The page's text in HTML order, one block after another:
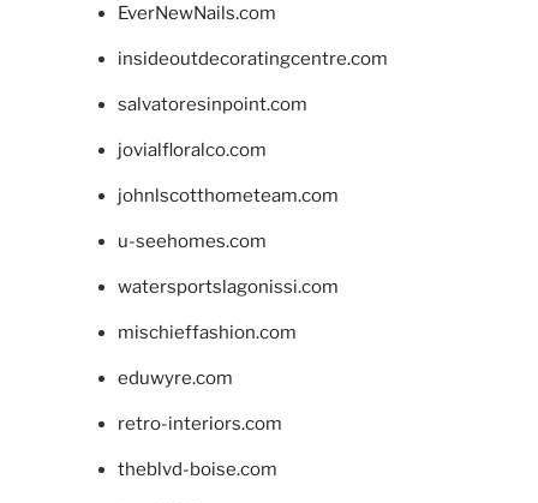
EverNewNails.com
insideoutdecoratingcentre.com
salvatoresinpoint.com
jovialfloralco.com
johnlscotthometeam.com
u-seehomes.com
watersportslagonissi.com
mischieffashion.com
eduwyre.com
retro-interiors.com
theblvd-boise.com